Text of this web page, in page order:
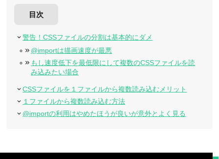
目次
警告！CSSファイルの分割は基本的にダメ
@importは描画速度が最悪
もし速度低下を最低限にして複数のCSSファイルを読
み込みたい場合
CSSファイルを１ファイルから複数読み込むメリット
１ファイルから複数読み込む方法
@importの利用はやめたほうが良いが意外とよく見る